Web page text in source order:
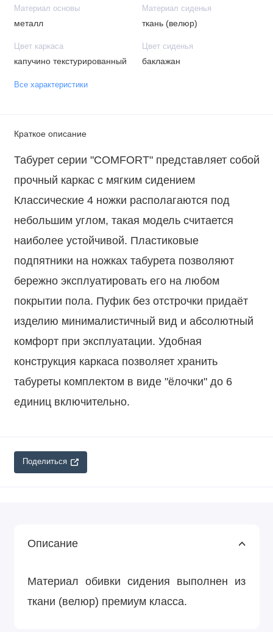
Материал основы
металл
Материал сиденья
ткань (велюр)
Цвет каркаса
капучино текстурированный
Цвет сиденья
баклажан
Все характеристики
Краткое описание
Табурет серии "COMFORT" представляет собой
прочный каркас с мягким сидением
Классические 4 ножки располагаются под
небольшим углом, такая модель считается
наиболее устойчивой. Пластиковые
подпятники на ножках табурета позволяют
бережно эксплуатировать его на любом
покрытии пола. Пуфик без отстрочки придаёт
изделию минималистичный вид и абсолютный
комфорт при эксплуатации. Удобная
конструкция каркаса позволяет хранить
табуреты комплектом в виде "ёлочки" до 6
единиц включительно.
Поделиться
Описание
Материал обивки сидения выполнен из
ткани (велюр) премиум класса.